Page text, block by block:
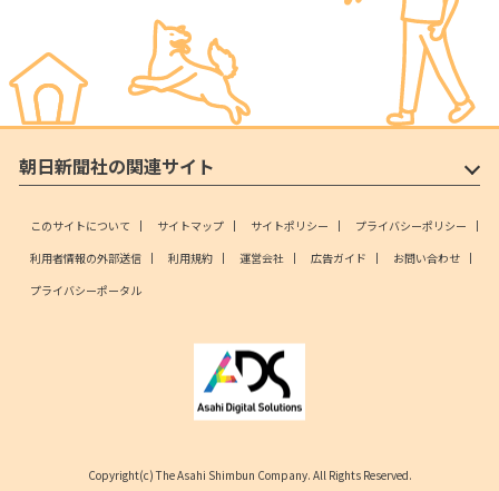
朝日新聞社の関連サイト
このサイトについて サイトマップ サイトポリシー
プライバシーポリシー
利用者情報の外部送信
利用規約 運営会社 広告ガイド
お問い合わせ
プライバシーポータル
Copyright(c) The Asahi Shimbun Company. All Rights Reserved.